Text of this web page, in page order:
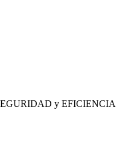
y EFICIENCIA